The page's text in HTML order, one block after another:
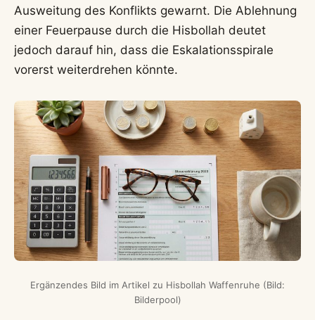
Ausweitung des Konflikts gewarnt. Die Ablehnung
einer Feuerpause durch die Hisbollah deutet
jedoch darauf hin, dass die Eskalationsspirale
vorerst weiterdrehen könnte.
Ergänzendes Bild im Artikel zu Hisbollah Waffenruhe (Bild:
Bilderpool)